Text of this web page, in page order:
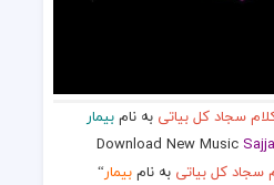
سجاد کل بیاتی به نامبیمار
Download New Music
سجاد کل بیاتی به نامبیمار“